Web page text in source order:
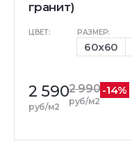
гранит)
ЦВЕТ: РАЗМЕР:
60x60
2 590
руб/м2
2 990
руб/м2
-14%